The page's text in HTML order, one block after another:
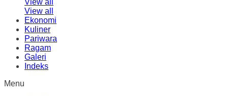
View all
View all
Ekonomi
Kuliner
Pariwara
Ragam
Galeri
Indeks
Menu